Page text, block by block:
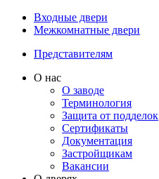
Входные двери
Межкомнатные двери
Представителям
О нас
О заводе
Терминология
Защита от подделок
Сертификаты
Документация
Застройщикам
Вакансии